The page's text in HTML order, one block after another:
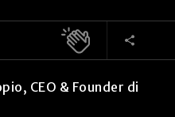
CEO & Founder di